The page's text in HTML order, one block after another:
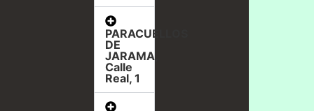
PARACUELLOS
DE
JARAMA,
Calle
Real, 1